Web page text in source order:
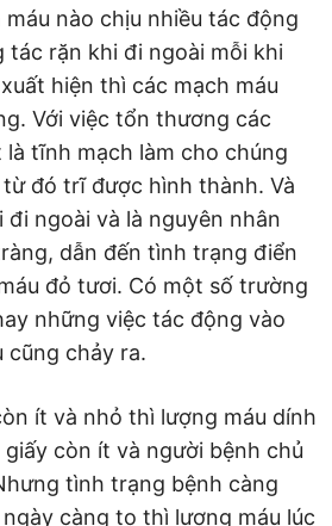
máu nào chịu nhiều tác động
tác rặn khi đi ngoài mỗi khi
hiện thì các mạch máu
Với việc tổn thương các
là tĩnh mạch làm cho chúng
đó trĩ được hình thành. Và
ngoài và là nguyên nhân
dẫn đến tình trạng điển
đỏ tươi. Có một số trường
những việc tác động vào
cũng chảy ra.
ít và nhỏ thì lượng máu dính
còn ít và người bệnh chủ
tình trạng bệnh càng
càng to thì lượng máu lúc